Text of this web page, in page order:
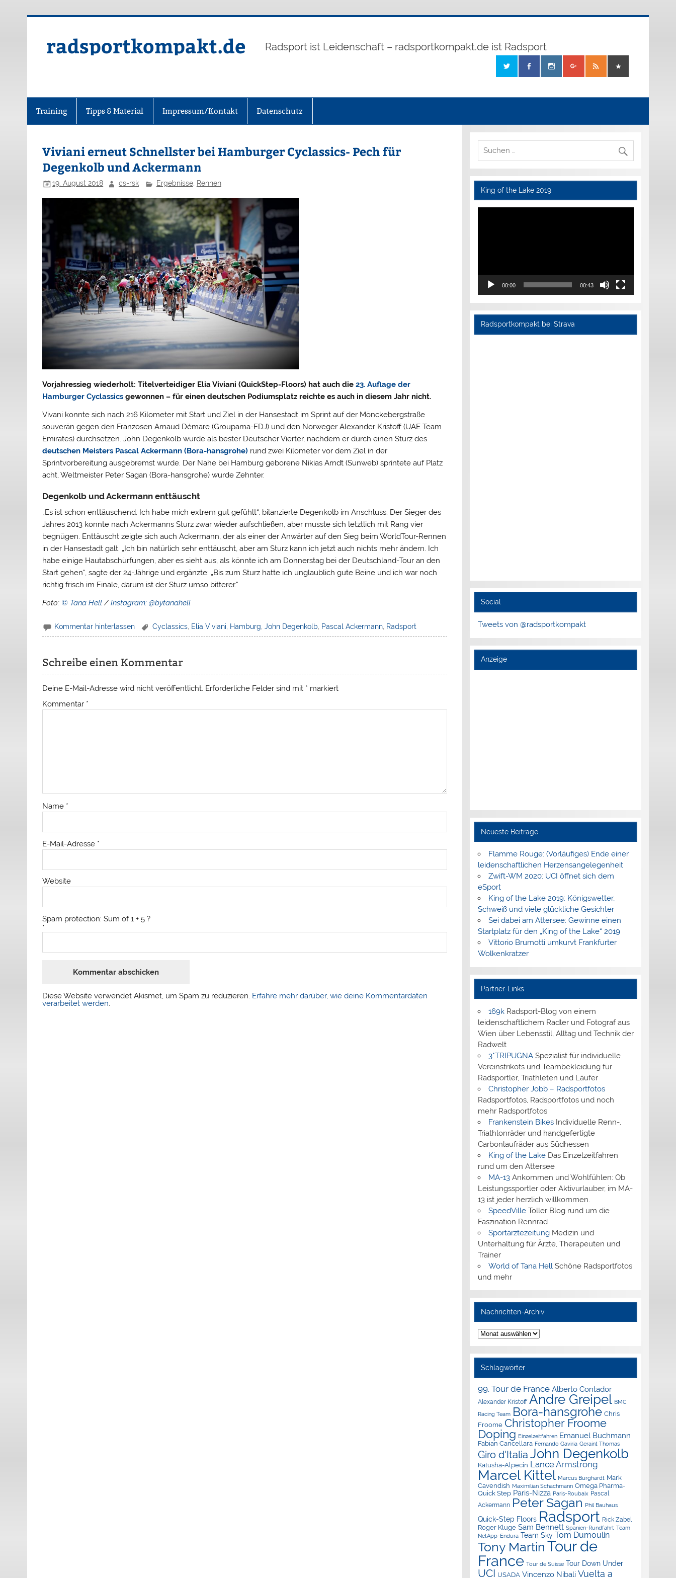
radsportkompakt.de Radsport ist Leidenschaft – radsportkompakt.de ist Radsport
Training Tipps & Material Impressum/Kontakt Datenschutz
Viviani erneut Schnellster bei Hamburger Cyclassics- Pech für
Degenkolb und Ackermann
19. August 2018 cs-rsk Ergebnisse, Rennen
Vorjahressieg wiederholt: Titelverteidiger Elia Viviani (QuickStep-Floors) hat auch die23. Auflage der
Hamburger Cyclassics gewonnen – für einen deutschen Podiumsplatz reichte es auch in diesem Jahr nicht.
Vivani konnte sich nach 216 Kilometer mit Start und Ziel in der Hansestadt im Sprint auf der Mönckebergstraße
souverän gegen den Franzosen Arnaud Démare (Groupama-FDJ) und den Norweger Alexander Kristoff (UAE Team
Emirates) durchsetzen. John Degenkolb wurde als bester Deutscher Vierter, nachdem er durch einen Sturz des
deutschen Meisters Pascal Ackermann (Bora-hansgrohe) rund zwei Kilometer vor dem Ziel in der
Sprintvorbereitung ausgebremst wurde. Der Nahe bei Hamburg geborene Nikias Arndt (Sunweb) sprintete auf Platz
acht, Weltmeister Peter Sagan (Bora-hansgrohe) wurde Zehnter.
Degenkolb und Ackermann enttäuscht
„Es ist schon enttäuschend. Ich habe mich extrem gut gefühlt“, bilanzierte Degenkolb im Anschluss. Der Sieger des
Jahres 2013 konnte nach Ackermanns Sturz zwar wieder aufschließen, aber musste sich letztlich mit Rang vier
begnügen. Enttäuscht zeigte sich auch Ackermann, der als einer der Anwärter auf den Sieg beim WorldTour-Rennen
in der Hansestadt galt. „Ich bin natürlich sehr enttäuscht, aber am Sturz kann ich jetzt auch nichts mehr ändern. Ich
habe einige Hautabschürfungen, aber es sieht aus, als könnte ich am Donnerstag bei der Deutschland-Tour an den
Start gehen“, sagte der 24-Jährige und ergänzte: „Bis zum Sturz hatte ich unglaublich gute Beine und ich war noch
richtig frisch im Finale, darum ist der Sturz umso bitterer.“
Foto: © Tana Hell /Instagram: @bytanahell
Kommentar hinterlassen Cyclassics, Elia Viviani Hamburg John Degenkolb Pascal Ackermann, Radsport
Schreibe einen Kommentar
Deine E-Mail-Adresse wird nicht veröffentlicht. Erforderliche Felder sind mit * markiert
Kommentar *
Name *
E-Mail-Adresse *
Website
Spam protection: Sum of 1 + 5 ?
*
Diese Website verwendet Akismet, um Spam zu reduzieren. Erfahre mehr darüber, wie deine Kommentardaten
verarbeitet werden
King of the Lake 2019
Video-
00:00 00:43
Radsportkompakt bei Strava
Social
Tweets von @radsportkompakt
Anzeige
Neueste Beiträge
Flamme Rouge: (Vorläufiges) Ende einer
leidenschaftlichen Herzensangelegenheit
Zwift-WM 2020: UCI öffnet sich dem
eSport
King of the Lake 2019: Königswetter,
Schweiß und viele glückliche Gesichter
Sei dabei am Attersee: Gewinne einen
Startplatz für den „King of the Lake“ 2019
Vittorio Brumotti umkurvt Frankfurter
Wolkenkratzer
Partner-Links
169kRadsport-Blog von einem
leidenschaftlichem Radler und Fotograf aus
Wien über Lebensstil, Alltag und Technik der
Radwelt
3*TRIPUGNASpezialist für individuelle
Vereinstrikots und Teambekleidung für
Radsportler, Triathleten und Läufer
Christopher Jobb – Radsportfotos
Radsportfotos, Radsportfotos und noch
mehr Radsportfotos
Frankenstein BikesIndividuelle Renn-,
Triathlonräder und handgefertigte
Carbonlaufräder aus Südhessen
King of the LakeDas Einzelzeitfahren
rund um den Attersee
MA-13Ankommen und Wohlfühlen: Ob
Leistungssportler oder Aktivurlauber, im MA-
13 ist jeder herzlich willkommen.
SpeedVilleToller Blog rund um die
Faszination Rennrad
SportärztezeitungMedizin und
Unterhaltung für Ärzte, Therapeuten und
Trainer
World of Tana Hell Schöne Radsportfotos
und mehr
Nachrichten-Archiv
Nachrichten-
Archiv
Schlagwörter
99. Tour de France Alberto Contador
Alexander Kristoff Andre Greipel BMC
Racing Team Bora-hansgrohe Chris
Froome Christopher Froome
Doping Einzelzeitfahren Emanuel Buchmann
Fabian Cancellara Fernando Gaviria Geraint Thomas
Giro d'Italia John Degenkolb
Katusha-Alpecin Lance Armstrong
Marcel Kittel Marcus Burghardt Mark
Cavendish Maximilian Schachmann Omega Pharma-
Quick Step Paris-Nizza Paris-Roubaix Pascal
Ackermann Peter Sagan Phil Bauhaus
Quick-Step Floors Radsport Rick Zabel
Roger Kluge Sam Bennett Spanien-Rundfahrt Team
NetApp-Endura Team Sky Tom Dumoulin
Tony Martin Tour de
France Tour de Suisse Tour Down Under
UCI USADA Vincenzo Nibali Vuelta a